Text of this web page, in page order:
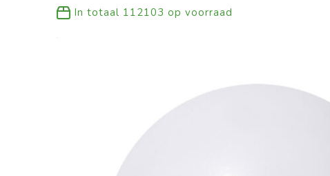
In totaal 112103 op voorraad